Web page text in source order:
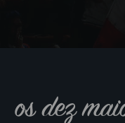
os dez